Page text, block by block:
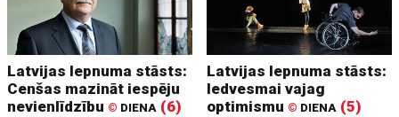
Latvijas lepnuma stāsts:
Cenšas mazināt iespēju
nevienlīdzību © DIENA (6)
Latvijas lepnuma stāsts:
Iedvesmai vajag
optimismu © DIENA (5)